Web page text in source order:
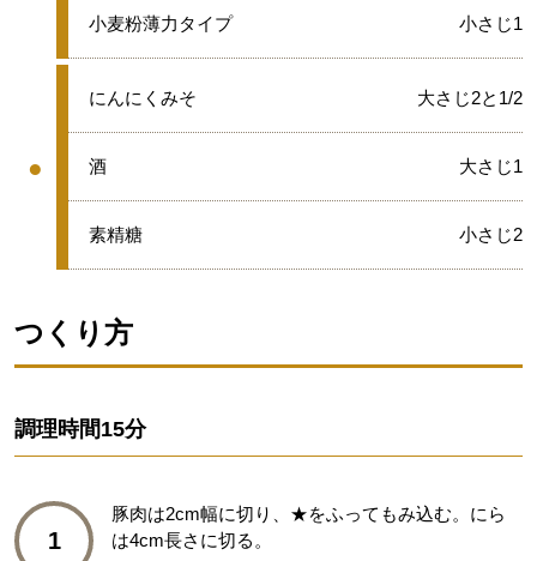
★
小麦粉薄力タイプ 小さじ1
●
●
にんにくみそ 大さじ2と1/2
●
酒 大さじ1
●
素精糖 小さじ2
つくり方
調理時間15分
1
豚肉は2cm幅に切り、★をふってもみ込む。にら
は4cm長さに切る。